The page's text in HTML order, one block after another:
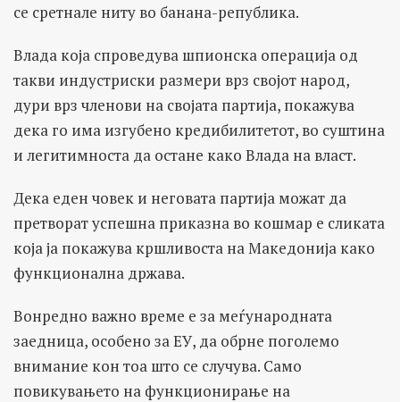
се сретнале ниту во банана-република.
Влада која спроведува шпионска операција од
такви индустриски размери врз својот народ,
дури врз членови на својата партија, покажува
дека го има изгубено кредибилитетот, во суштина
и легитимноста да остане како Влада на власт.
Дека еден човек и неговата партија можат да
претворат успешна приказна во кошмар е сликата
која ја покажува кршливоста на Македонија како
функционална држава.
Вонредно важно време е за меѓународната
заедница, особено за ЕУ, да обрне поголемо
внимание кон тоа што се случува. Само
повикувањето на функционирање на